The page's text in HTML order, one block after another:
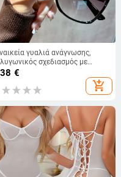
γυαλιά ανάγνωσης,
σχεδιασμός με
πλαίσιο, φακοί από
πλαστικό σκελετό,
γυαλιά, Άνοιξη 2024
€
add_shopping_cart